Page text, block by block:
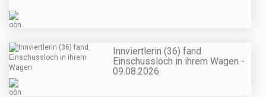
Innviertlerin (36) fand
Einschussloch in ihrem Wagen -
09.08.2026